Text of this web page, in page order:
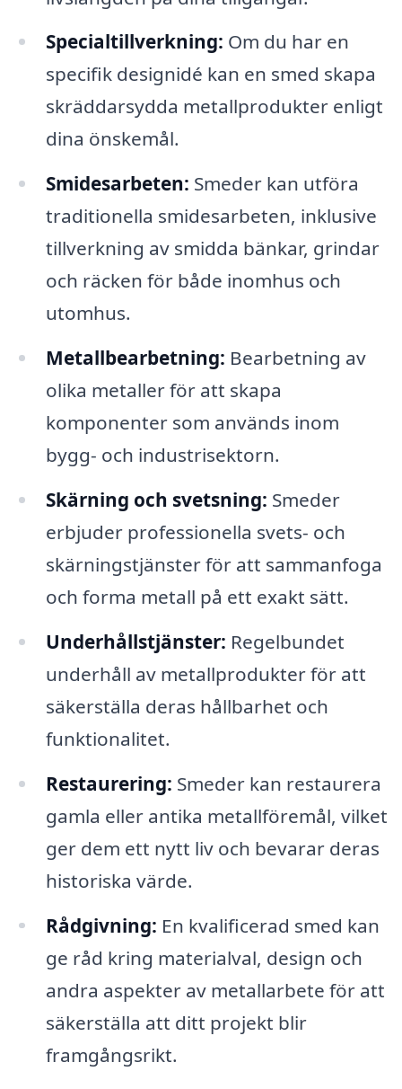
Specialtillverkning: Om du har en
specifik designidé kan en smed skapa
skräddarsydda metallprodukter enligt
dina önskemål.
Smidesarbeten: Smeder kan utföra
traditionella smidesarbeten, inklusive
tillverkning av smidda bänkar, grindar
och räcken för både inomhus och
utomhus.
Metallbearbetning: Bearbetning av
olika metaller för att skapa
komponenter som används inom
bygg- och industrisektorn.
Skärning och svetsning: Smeder
erbjuder professionella svets- och
skärningstjänster för att sammanfoga
och forma metall på ett exakt sätt.
Underhållstjänster: Regelbundet
underhåll av metallprodukter för att
säkerställa deras hållbarhet och
funktionalitet.
Restaurering: Smeder kan restaurera
gamla eller antika metallföremål, vilket
ger dem ett nytt liv och bevarar deras
historiska värde.
Rådgivning: En kvalificerad smed kan
ge råd kring materialval, design och
andra aspekter av metallarbete för att
säkerställa att ditt projekt blir
framgångsrikt.